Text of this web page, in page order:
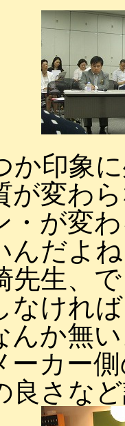
か印象
が変わ
・が変
んだよ
先生、
なければ
んか無
ーカー
良さな